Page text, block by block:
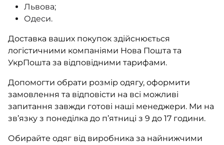
Львова;
Одеси.
Доставка ваших покупок здійснюється
логістичними компаніями Нова Пошта та
УкрПошта за відповідними тарифами.
Допомогти обрати розмір одягу, оформити
замовлення та відповісти на всі можливі
запитання завжди готові наші менеджери. Ми на
зв’язку з понеділка до п’ятниці з 9 до 17 години.
Обирайте одяг від виробника за найнижчими